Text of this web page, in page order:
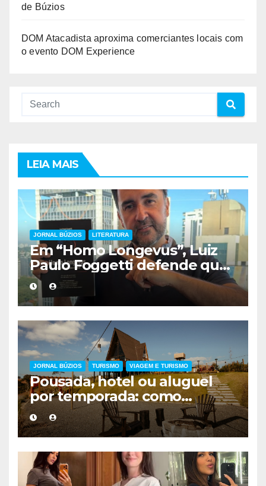
de Búzios
DOM Atacadista aproxima comerciantes locais com
o evento DOM Experience
LEIA MAIS
JORNAL BÚZIOS LITERATURA
Em “Homo Longevus”, Luiz
Paulo Foggetti defende que
viver mais exigirá uma nova
forma de encarar a vida
JORNAL BÚZIOS TURISMO VIAGEM E TURISMO
Pousada, hotel ou aluguel
por temporada: como
escolher a melhor
hospedagem